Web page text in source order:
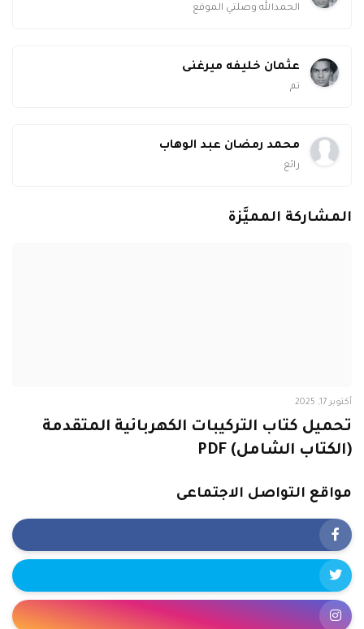
الحمدالله وصلتي الموقع
عثمان خليفه ميرغنى
تم
محمد رمضان عبد الوهاب
رائع
المشاركة المميَّزة
أكتوبر 17, 2025
تحميل كتاب التركيبات الكهربائية المتقدمة
(الكتاب الشامل) PDF
مواقع التواصل الاجتماعى